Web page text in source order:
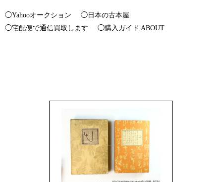
◯Yahooオークション
◯日本の古本屋
◯宅配便で通信買取します
◯購入ガイド|ABOUT